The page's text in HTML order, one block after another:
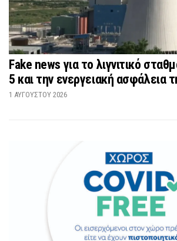
Fake news για το λιγνιτικό
5 και την ενεργειακή ασφάλεια
1 ΑΥΓΟΎΣΤΟΥ 2026